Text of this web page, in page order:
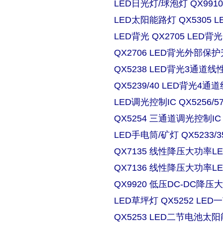
LED日光灯/球泡灯
LED太阳能路灯 QX5305
LED背光 QX2705 LED背
QX2706 LED背光外部保
QX5238 LED背光3通道线
QX5239/40 LED背光4通
LED调光控制IC QX5256/
QX5254 三通道调光控制
LED手电筒/矿灯 QX5233/
QX7135 线性降压大功率
QX7136 线性降压大功率
QX9920 低压DC-DC降压
LED草坪灯 QX5252 LED
QX5253 LED二节电池太